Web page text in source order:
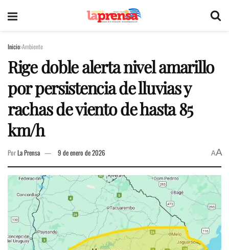
Inicio Ambiente
Rige doble alerta nivel amarillo
por persistencia de lluvias y
rachas de viento de hasta 85
km/h
PorLa Prensa 9 de enero de 2026 AA